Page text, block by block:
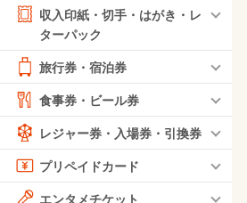
収入印紙・切手・はがき・レ
ターパック
旅行券・宿泊券
食事券・ビール券
レジャー券・入場券・引換券
プリペイドカード
エンタメチケット